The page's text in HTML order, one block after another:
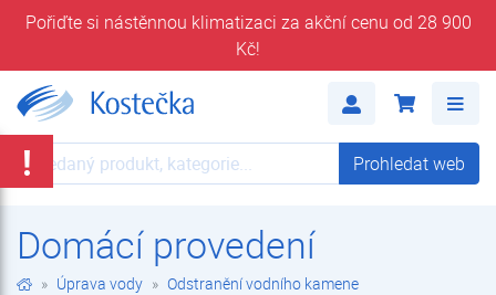
Pořiďte si nástěnnou klimatizaci za akční cenu od 28 900
Kč!
Prohledat web Prohledat web
Domácí provedení
Úprava vody
Odstranění vodního kamene
!